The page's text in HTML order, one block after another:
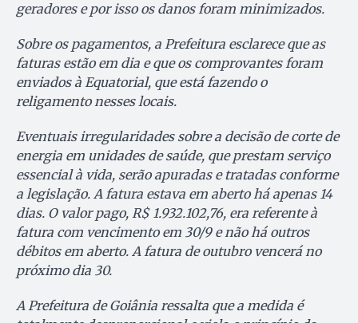
geradores e por isso os danos foram minimizados.
Sobre os pagamentos, a Prefeitura esclarece que as
faturas estão em dia e que os comprovantes foram
enviados à Equatorial, que está fazendo o
religamento nesses locais.
Eventuais irregularidades sobre a decisão de corte de
energia em unidades de saúde, que prestam serviço
essencial à vida, serão apuradas e tratadas conforme
a legislação. A fatura estava em aberto há apenas 14
dias. O valor pago, R$ 1.932.102,76, era referente à
fatura com vencimento em 30/9 e não há outros
débitos em aberto. A fatura de outubro vencerá no
próximo dia 30.
A Prefeitura de Goiânia ressalta que a medida é